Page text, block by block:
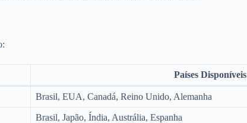
Países Disponíveis
Brasil, EUA, Canadá, Reino Unido, Alemanha
Brasil, Japão, Índia, Austrália, Espanha